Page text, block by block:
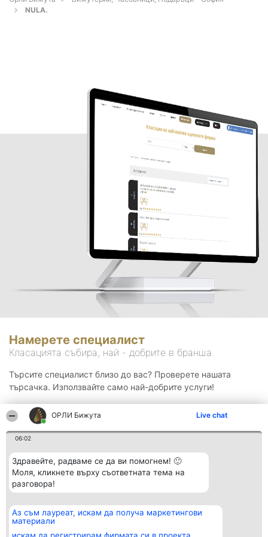
ОРЛИ Бижута Live chat
06:02
Здравейте, радваме се да ви помогнем! 🙂
Моля, кликнете върху съответната тема на
разговора!
Аз съм лауреат, искам да получа маркетингови
материали
NULA.
Намерете специалист
Класацията събира, най - добрите в бранша.
Търсите специалист близо до вас? Проверете нашата
търсачка. Използвайте само най-добрите услуги!
Организатор на
класиране
Класация Контакти